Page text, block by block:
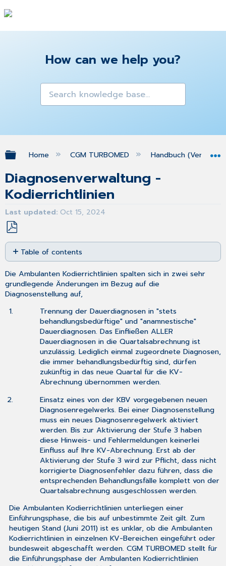
How can we help you?
Expand/collapse global hierarchy
Home CGM TURBOMED Handbuch (Version
Diagnosenverwaltung -
Kodierrichtlinien
Last updated Oct 15, 2024
Save
as
PDF
Table of contents
der
Stufen
in
TURBOMED
Aktivierte
Kodierrichtlinien:
Spalte
"Abr.relevant":
Spalte
"Status":
Spalte
"AKR":
Spalte
"Erstgestellungsdatum":
Die Ambulanten Kodierrichtlinien spalten sich in zwei sehr
grundlegende Änderungen im Bezug auf die
Diagnosenstellung auf,
Trennung der Dauerdiagnosen in "stets
behandlungsbedürftige" und "anamnestische"
Dauerdiagnosen. Das Einfließen ALLER
Dauerdiagnosen in die Quartalsabrechnung ist
unzulässig. Lediglich einmal zugeordnete Diagnosen,
die immer behandlungsbedürftig sind, dürfen
zukünftig in das neue Quartal für die KV-
Abrechnung übernommen werden.
Einsatz eines von der KBV vorgegebenen neuen
Diagnosenregelwerks. Bei einer Diagnosenstellung
muss ein neues Diagnosenregelwerk aktiviert
werden. Bis zur Aktivierung der Stufe 3 haben
diese Hinweis- und Fehlermeldungen keinerlei
Einfluss auf Ihre KV-Abrechnung. Erst ab der
Aktivierung der Stufe 3 wird zur Pflicht, dass nicht
korrigierte Diagnosenfehler dazu führen, dass die
entsprechenden Behandlungsfälle komplett von der
Quartalsabrechnung ausgeschlossen werden.
Die Ambulanten Kodierrichtlinien unterliegen einer
Einführungsphase, die bis auf unbestimmte Zeit gilt. Zum
heutigen Stand (Juni 2011) ist es unklar, ob die Ambulanten
Kodierrichtlinien in einzelnen KV-Bereichen eingeführt oder
bundesweit abgeschafft werden. CGM TURBOMED stellt für
die Einführungsphase der Ambulanten Kodierrichtlinien